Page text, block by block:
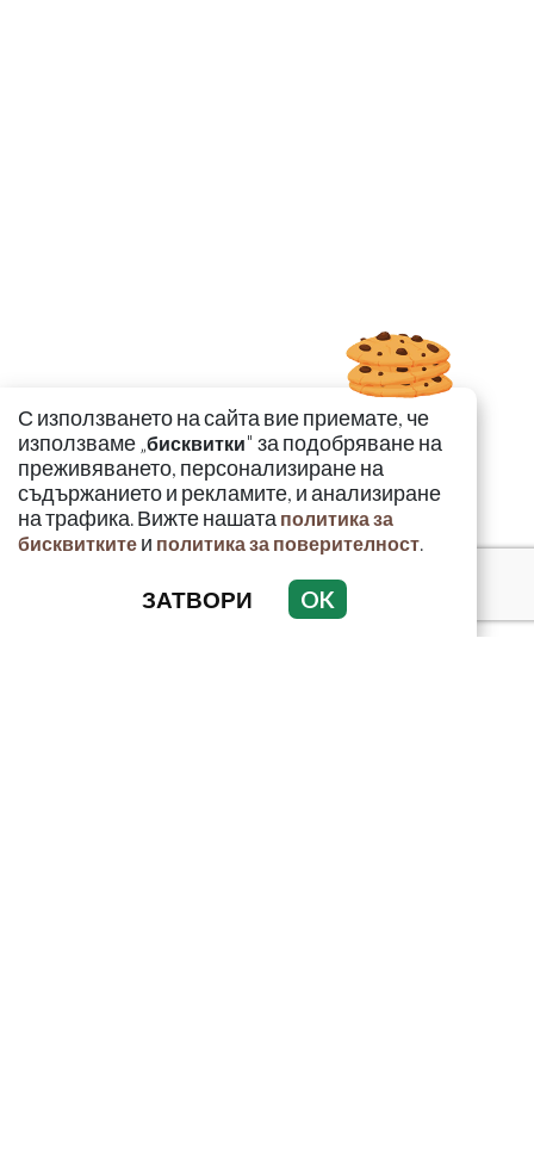
С използването на сайта вие приемате, че
използваме „бисквитки" за подобряване на
преживяването, персонализиране на
съдържанието и рекламите, и анализиране
на трафика. Вижте нашата политика за
бисквитките и политика за поверителност.
ЗАТВОРИ OK